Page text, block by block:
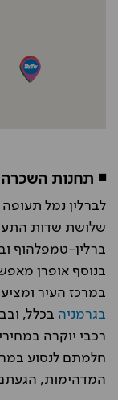
◾ תחנות השכרה
לברלין נמל
שלושת שדות
ברלין-טמפלהוף
בנוסף אופרן
במרכז העיר
בגרמניה בכלל,
רכבי יוקרה
המדהימות,